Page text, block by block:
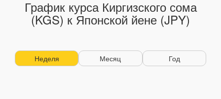
График курса Киргизского сома
(KGS) к Японской йене (JPY)
Неделя Месяц Год